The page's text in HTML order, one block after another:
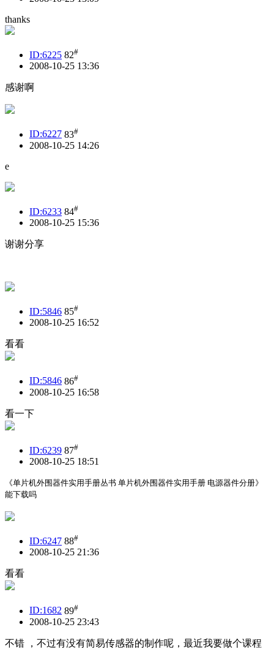
thanks
ID:6225 82#
2008-10-25 13:36
感谢啊
ID:6227 83#
2008-10-25 14:26
e
ID:6233 84#
2008-10-25 15:36
谢谢分享
ID:5846 85#
2008-10-25 16:52
看看
ID:5846 86#
2008-10-25 16:58
看一下
ID:6239 87#
2008-10-25 18:51
《单片机外围器件实用手册丛书 单片机外围器件实用手册 电源器件分册》
能下载吗
ID:6247 88#
2008-10-25 21:36
看看
ID:1682 89#
2008-10-25 23:43
不错 ，不过有没有简易传感器的制作呢，最近我要做个课程